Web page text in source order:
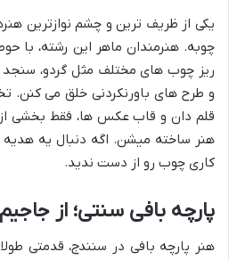
یکی از ظریف ترین و چشم نوازترین
چوبه. هنرمندان ماهر این رشته، با
ریز چوب های مختلف مثل گردو،
و طرح های باورنکردنی خلق می کنن.
قلم دان و قاب عکس ها، فقط بخشی
هنر ساخته میشن. اگه دنبال یه
کاری چوب رو از دست ندید.
پارچه بافی سنتی؛ از
هنر پارچه بافی در سنندج، قدمتی